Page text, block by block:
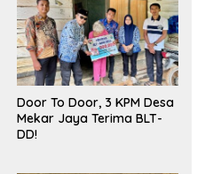
Door To Door, 3 KPM Desa
Mekar Jaya Terima BLT-
DD!